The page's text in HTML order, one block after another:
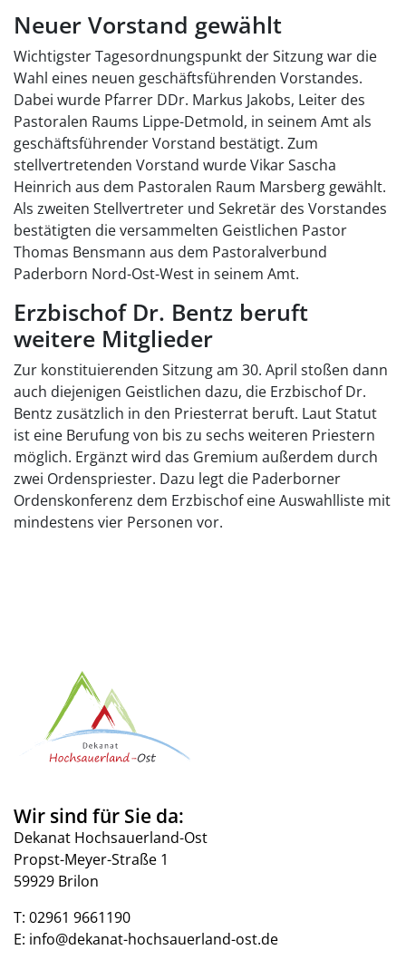
Neuer Vorstand gewählt
Wichtigster Tagesordnungspunkt der Sitzung war die
Wahl eines neuen geschäftsführenden Vorstandes.
Dabei wurde Pfarrer DDr. Markus Jakobs, Leiter des
Pastoralen Raums Lippe-Detmold, in seinem Amt als
geschäftsführender Vorstand bestätigt. Zum
stellvertretenden Vorstand wurde Vikar Sascha
Heinrich aus dem Pastoralen Raum Marsberg gewählt.
Als zweiten Stellvertreter und Sekretär des Vorstandes
bestätigten die versammelten Geistlichen Pastor
Thomas Bensmann aus dem Pastoralverbund
Paderborn Nord-Ost-West in seinem Amt.
Erzbischof Dr. Bentz beruft
weitere Mitglieder
Zur konstituierenden Sitzung am 30. April stoßen dann
auch diejenigen Geistlichen dazu, die Erzbischof Dr.
Bentz zusätzlich in den Priesterrat beruft. Laut Statut
ist eine Berufung von bis zu sechs weiteren Priestern
möglich. Ergänzt wird das Gremium außerdem durch
zwei Ordenspriester. Dazu legt die Paderborner
Ordenskonferenz dem Erzbischof eine Auswahlliste mit
mindestens vier Personen vor.
Wir sind für Sie da:
Dekanat Hochsauerland-Ost
Propst-Meyer-Straße 1
59929 Brilon
T: 02961 9661190
E: info@dekanat-hochsauerland-ost.de